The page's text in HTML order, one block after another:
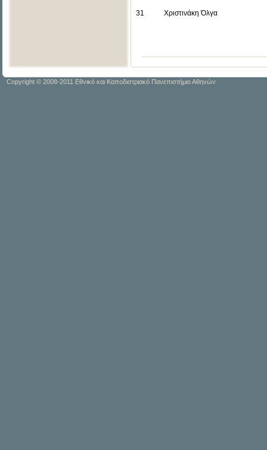
31 Χριστινάκη Όλγα
Copyright © 2008-2011 Εθνικό και Καποδιστριακό Πανεπιστήμιο Αθηνών